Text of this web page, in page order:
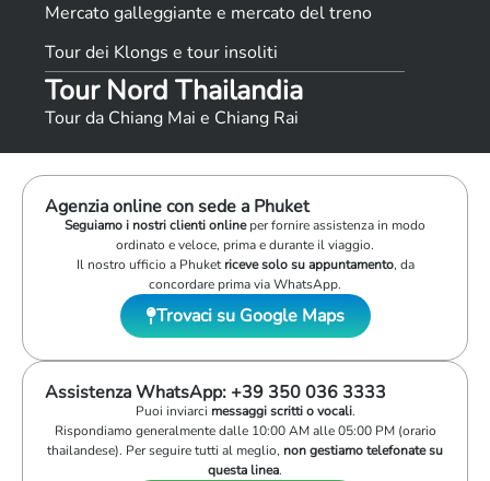
Mercato galleggiante e mercato del treno
Tour dei Klongs e tour insoliti
Tour Nord Thailandia
Tour da Chiang Mai e Chiang Rai
Agenzia online con sede a Phuket
Seguiamo i nostri clienti onlineper fornire assistenza in modo
ordinato e veloce, prima e durante il viaggio.
Il nostro ufficio a Phuketriceve solo su appuntamento, da
concordare prima via WhatsApp.
Trovaci su Google Maps
Assistenza WhatsApp: +39 350 036 3333
Puoi inviarci messaggi scritti o vocali.
Rispondiamo generalmente dalle 10:00 AM alle 05:00 PM (orario
thailandese). Per seguire tutti al meglio, non gestiamo telefonate su
questa linea.